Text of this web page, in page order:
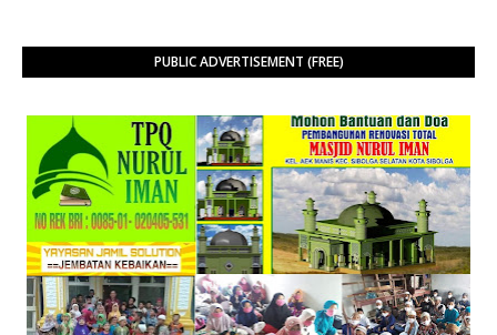
PUBLIC ADVERTISEMENT (FREE)